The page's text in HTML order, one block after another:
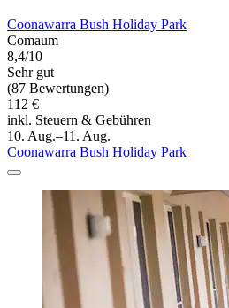
Coonawarra Bush Holiday Park
Comaum
8,4/10
Sehr gut
(87 Bewertungen)
112 €
inkl. Steuern & Gebühren
10. Aug.–11. Aug.
Coonawarra Bush Holiday Park